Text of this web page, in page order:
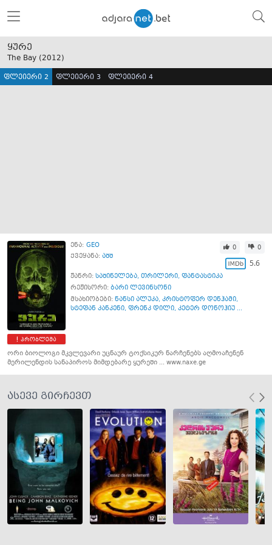
ყურე
The Bay (2012)
ფლეიერი 2 ფლეიერი 3 ფლეიერი 4
პრობლემა
ენა: GEO
ქვეყანა: აშშ
0 0
5.6
ჟანრი: საშინელება, თრილერი, ფანტასტიკა
რეჟისორი: ბარი ლევინსონი
მსახიობები: ნანსი ალუკა, კრისტოფერ დენჰამი,
სტეფან კანკენი, ფრენკ დილი, კეტერ დონოჰიუ ...
ორი ბიოლოგი მკვლევარი უცნაურ ტოქსიკურ ნარჩენებს აღმოაჩენენ
მერილენდის სანაპიროს მიმდებარე ყურეში ... www.naxe.ge
ასევე გირჩევთ